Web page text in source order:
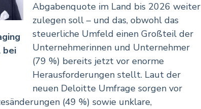
bei
Abgabenquote im Land bis 2026 weiter
zulegen soll – und das, obwohl das
steuerliche Umfeld einen Großteil der
Unternehmerinnen und Unternehmer
(79 %) bereits jetzt vor enorme
Herausforderungen stellt. Laut der
neuen Deloitte Umfrage sorgen vor
(49 %) sowie unklare,